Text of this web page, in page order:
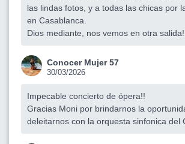
las lindas fotos, y a todas las chicas por
en Casablanca.
Dios mediante, nos vemos en otra salida!
Conocer Mujer 57
30/03/2026
Impecable concierto de ópera!!
Gracias Moni por brindarnos la
deleitarnos con la orquesta sinfonica del